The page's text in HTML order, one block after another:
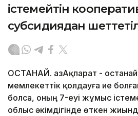
істемейтін
субсидиядан
ҚОСТАНАЙ. ҚазАқпарат -
мемлекеттік қолдауға ие
болса, оның 7-еуі жұмыс
облыс әкімдігінде өткен